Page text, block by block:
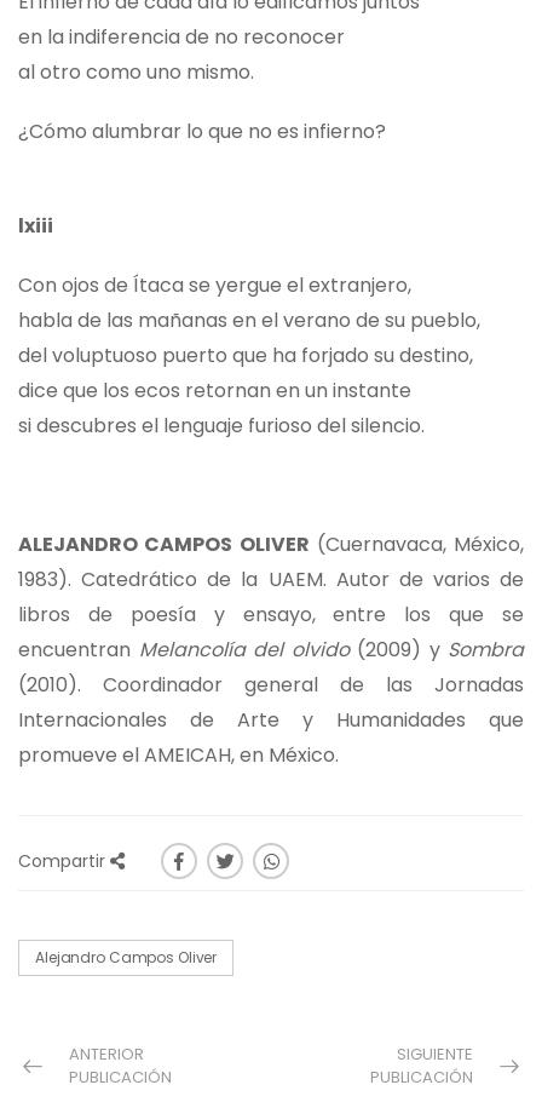
en la indiferencia de no reconocer
al otro como uno mismo.
¿Cómo alumbrar lo que no es infierno?
lxiii
Con ojos de Ítaca se yergue el extranjero,
habla de las mañanas en el verano de su pueblo,
del voluptuoso puerto que ha forjado su destino,
dice que los ecos retornan en un instante
si descubres el lenguaje furioso del silencio.
ALEJANDRO CAMPOS OLIVER (Cuernavaca, México,
1983). Catedrático de la UAEM. Autor de varios de
libros de poesía y ensayo, entre los que se
encuentran Melancolía del olvido(2009) y Sombra
(2010). Coordinador general de las Jornadas
Internacionales de Arte y Humanidades que
promueve el AMEICAH, en México.
Compartir
Alejandro Campos Oliver
ANTERIOR
PUBLICACIÓN
SIGUIENTE
PUBLICACIÓN